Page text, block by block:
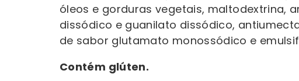
óleos e gorduras vegetais, maltodextrina,
dissódico e guanilato dissódico,
de sabor glutamato monossódico e
Contém glúten.